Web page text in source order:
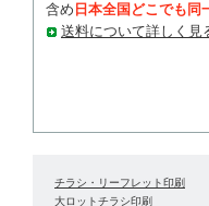
含め 日本全国どこでも同
送料について詳しく見
チラシ・リーフレット印刷
大ロットチラシ印刷